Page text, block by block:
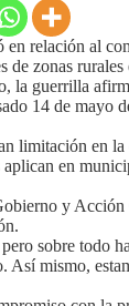
relación al
zonas
la guerrilla
14 de
limitación en
en
y
sobre todo
mismo,